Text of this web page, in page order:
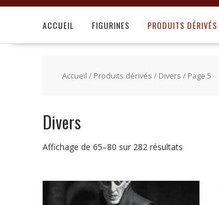
ACCUEIL FIGURINES PRODUITS DÉRIVÉS
Accueil / Produits dérivés / Divers / Page 5
Divers
Affichage de 65–80 sur 282 résultats